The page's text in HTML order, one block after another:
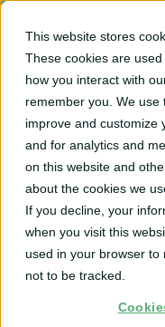
This website stores
These cookies are
how you interact with
remember you. We
improve and customize
and for analytics and
on this website and
about the cookies we
If you decline, your
when you visit this
used in your browser
not to be tracked.
Obtén los
promociones